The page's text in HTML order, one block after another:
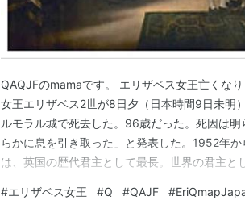
QAQJFのmamaです。 エリザベス女王亡くな
女王エリザベス2世が8日夕（日本時間9日未明
ルモラル城で死去した。96歳だった。死因は
らかに息を引き取った」と発表した。1952年
は、英国の歴代君主として最長。世界の君主
#エリザベス女王 #Q #QAJF #